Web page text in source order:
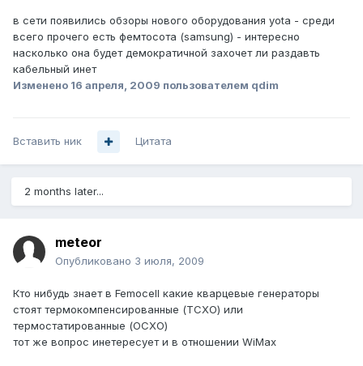
в сети появились обзоры нового оборудования yota - среди
всего прочего есть фемтосота (samsung) - интересно
насколько она будет демократичной захочет ли раздавть
кабельный инет
Изменено 16 апреля, 2009 пользователем qdim
Вставить ник Цитата
2 months later...
meteor
Опубликовано 3 июля, 2009
Кто нибудь знает в Femocell какие кварцевые генераторы
стоят термокомпенсированные (TCXO) или
термостатированные (OCXO)
тот же вопрос инетересует и в отношении WiMax